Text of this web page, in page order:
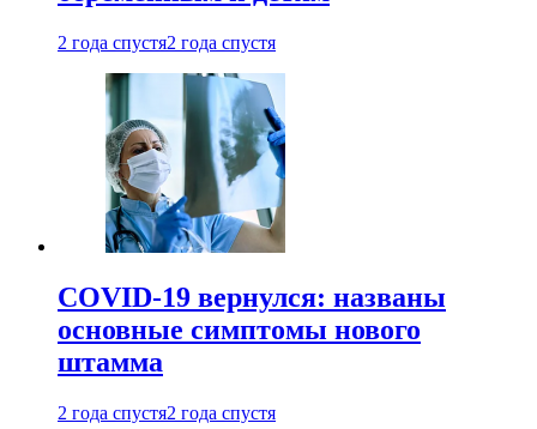
2 года спустя2 года спустя
COVID-19 вернулся: названы
основные симптомы нового
штамма
2 года спустя2 года спустя